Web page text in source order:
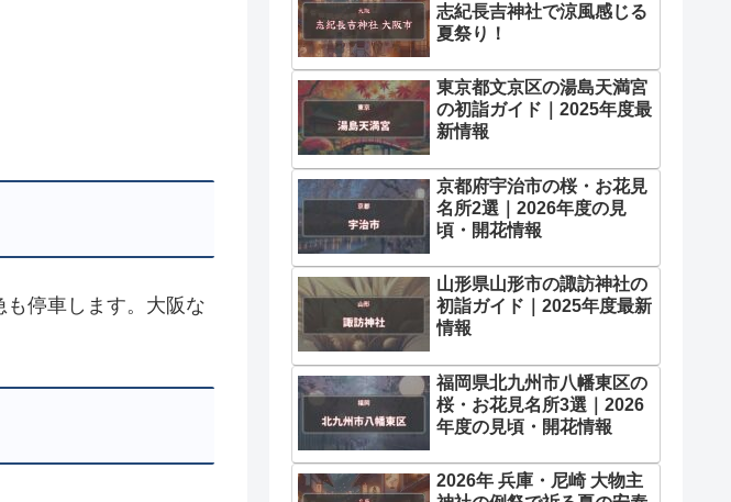
停車します。大阪な
志紀長吉神社で涼風感じる
夏祭り！
東京都文京区の湯島天満宮
の初詣ガイド｜2025年度最
新情報
京都府宇治市の桜・お花見
名所2選｜2026年度の見
頃・開花情報
山形県山形市の諏訪神社の
初詣ガイド｜2025年度最新
情報
福岡県北九州市八幡東区の
桜・お花見名所3選｜2026
年度の見頃・開花情報
2026年 兵庫・尼崎 大物主